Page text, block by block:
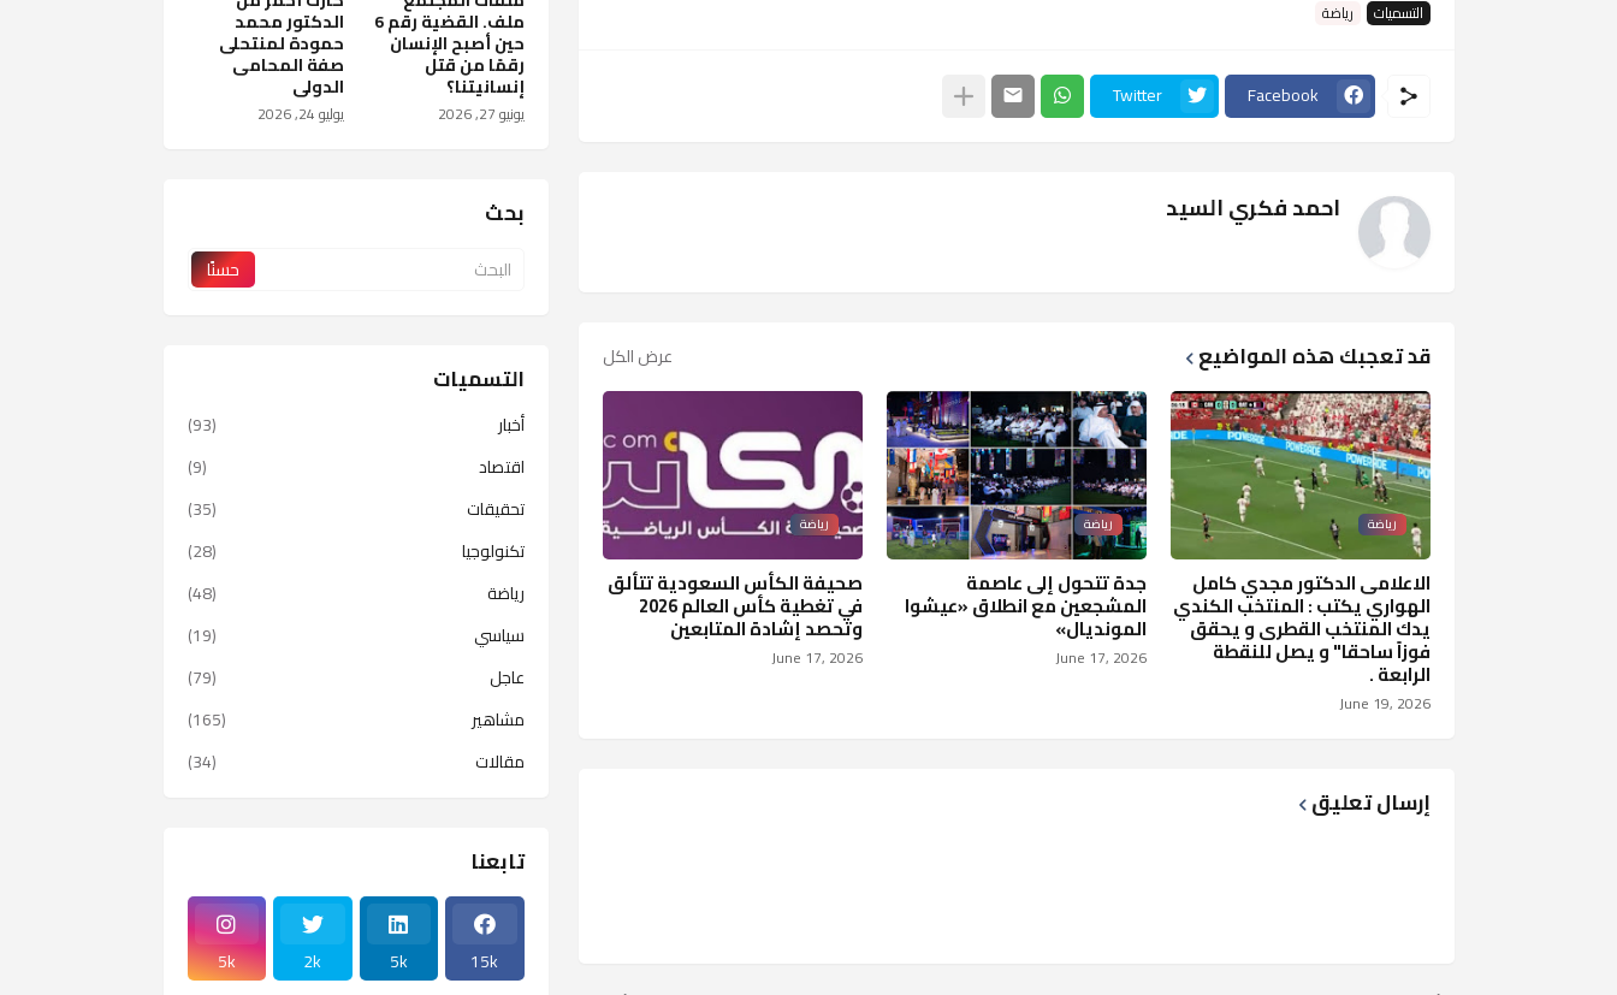
التسميات رياضة
Facebook
Twitter
احمد فكري السيد
قد تعجبك هذه المواضيع عرض الكل
رياضة
الاعلامى الدكتور مجدي كامل
الهواري يكتب : المنتخب الكندي
يدك المنتخب القطرى و يحقق
فوزاً ساحقا" و يصل للنقطة
الرابعة .
June 19, 2026
رياضة
جدة تتحول إلى عاصمة
المشجعين مع انطلاق «عيشوا
المونديال»
June 17, 2026
رياضة
صحيفة الكأس السعودية تتألق
في تغطية كأس العالم 2026
وتحصد إشادة المتابعين
June 17, 2026
إرسال تعليق
ملف. القضية رقم 6
حين أصبح الإنسان
رقمًا من قتل
إنسانيتنا؟
يونيو 27, 2026
الدكتور محمد
حمودة لمنتحلى
صفة المحامى
الدولى
يوليو 24, 2026
بحث
التسميات
أخبار
(93)
اقتصاد
(9)
تحقيقات
(35)
تكنولوجيا
(28)
رياضة
(48)
سياسي
(19)
عاجل
(79)
مشاهير
(165)
مقالات
(34)
تابعنا
15k
5k
2k
5k